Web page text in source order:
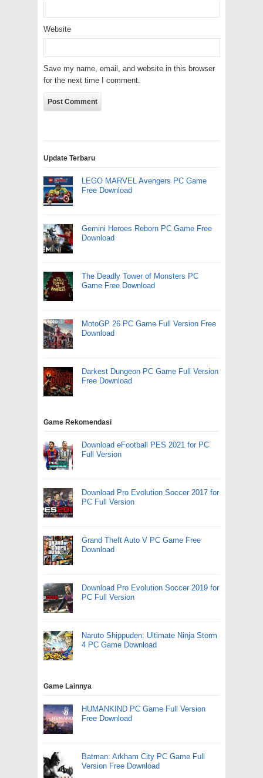
Website
Save my name, email, and website in this browser
for the next time I comment.
Update Terbaru
LEGO MARVEL Avengers PC Game
Free Download
Gemini Heroes Reborn PC Game Free
Download
The Deadly Tower of Monsters PC
Game Free Download
MotoGP 26 PC Game Full Version Free
Download
Darkest Dungeon PC Game Full Version
Free Download
Game Rekomendasi
Download eFootball PES 2021 for PC
Full Version
Download Pro Evolution Soccer 2017 for
PC Full Version
Grand Theft Auto V PC Game Free
Download
Download Pro Evolution Soccer 2019 for
PC Full Version
Naruto Shippuden: Ultimate Ninja Storm
4 PC Game Download
Game Lainnya
HUMANKIND PC Game Full Version
Free Download
Batman: Arkham City PC Game Full
Version Free Download